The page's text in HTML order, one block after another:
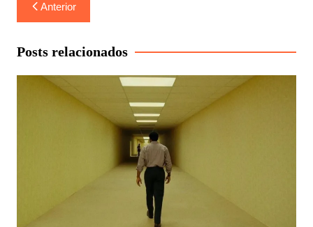
de
Post
Anterior
Posts relacionados